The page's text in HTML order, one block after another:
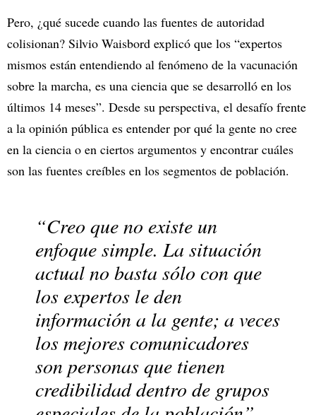
Pero, ¿qué sucede cuando las fuentes de autoridad
colisionan? Silvio Waisbord explicó que los “expertos
mismos están entendiendo al fenómeno de la vacunación
sobre la marcha, es una ciencia que se desarrolló en los
últimos 14 meses”. Desde su perspectiva, el desafío frente
a la opinión pública es entender por qué la gente no cree
en la ciencia o en ciertos argumentos y encontrar cuáles
son las fuentes creíbles en los segmentos de población.
“Creo que no existe un
enfoque simple. La situación
actual no basta sólo con que
los expertos le den
información a la gente; a veces
los mejores comunicadores
son personas que tienen
credibilidad dentro de grupos